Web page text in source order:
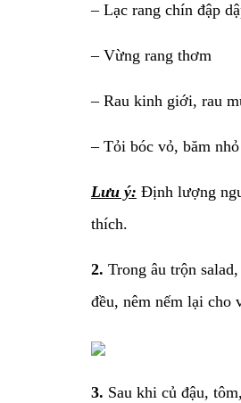
– Lạc rang chín đập
– Vừng rang thơm
– Rau kinh giới, rau
– Tỏi bóc vỏ, băm nhỏ
Lưu ý: Định lượng
thích.
2. Trong âu trộn
đều, nêm nếm lại cho
3. Sau khi củ đậu,